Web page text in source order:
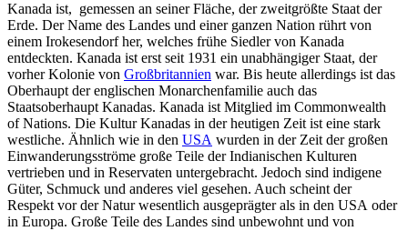
Kanada ist, gemessen an seiner Fläche, der zweitgrößte Staat der
Erde. Der Name des Landes und einer ganzen Nation rührt von
einem Irokesendorf her, welches frühe Siedler von Kanada
entdeckten. Kanada ist erst seit 1931 ein unabhängiger Staat, der
vorher Kolonie von Großbritannien war. Bis heute allerdings ist das
Oberhaupt der englischen Monarchenfamilie auch das
Staatsoberhaupt Kanadas. Kanada ist Mitglied im Commonwealth
of Nations. Die Kultur Kanadas in der heutigen Zeit ist eine stark
westliche. Ähnlich wie in den USA wurden in der Zeit der großen
Einwanderungsströme große Teile der Indianischen Kulturen
vertrieben und in Reservaten untergebracht. Jedoch sind indigene
Güter, Schmuck und anderes viel gesehen. Auch scheint der
Respekt vor der Natur wesentlich ausgeprägter als in den USA oder
in Europa. Große Teile des Landes sind unbewohnt und von